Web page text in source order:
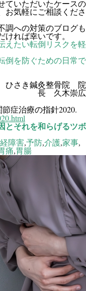
ていただいたケースの
お気軽にご相談くださ
調への対策のブログも
れば幸いです。
えたい転倒リスクを軽
倒を防ぐための日常で
さき鍼灸整骨院 院
長 久木崇広
節症治療の指針2020.
とそれを和らげるツボ
障害,予防,介護,家事,
痛,胃腸